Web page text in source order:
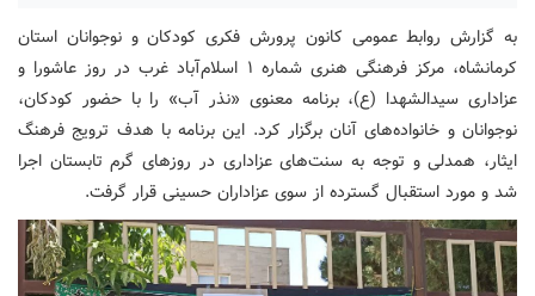
به گزارش روابط عمومی کانون پرورش فکری کودکان و نوجوانان استان
کرمانشاه، مرکز فرهنگی هنری شماره ۱ اسلام‌آباد غرب در روز عاشورا و
عزاداری سیدالشهدا (ع)، برنامه معنوی «نذر آب» را با حضور کودکان،
نوجوانان و خانواده‌های آنان برگزار کرد. این برنامه با هدف ترویج فرهنگ
ایثار، همدلی و توجه به سنت‌های عزاداری در روزهای گرم تابستان اجرا
شد و مورد استقبال گسترده از سوی عزاداران حسینی قرار گرفت.